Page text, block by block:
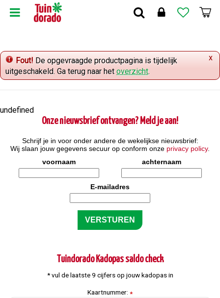
r
o
n
e
x
Fout! De opgevraagde productpagina is tijdelijk
uitgeschakeld. Ga terug naar hetoverzicht.
undefined
Onze nieuwsbrief ontvangen? Meld je aan!
Schrijf je in voor onder andere de wekelijkse nieuwsbrief:
Wij slaan jouw gegevens secuur op conform onze privacy policy.
voornaam
achternaam
E-mailadres
Tuindorado Kadopas saldo check
* vul de laatste 9 cijfers op jouw kadopas in
Kaartnummer: *